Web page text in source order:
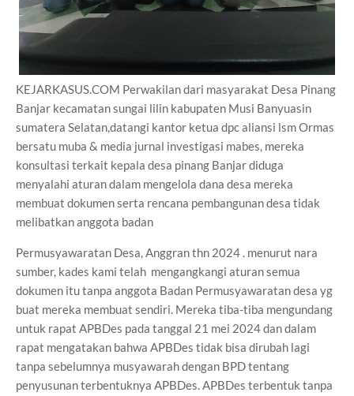
KEJARKASUS.COM Perwakilan dari masyarakat Desa Pinang
Banjar kecamatan sungai lilin kabupaten Musi Banyuasin
sumatera Selatan,datangi kantor ketua dpc aliansi lsm Ormas
bersatu muba & media jurnal investigasi mabes, mereka
konsultasi terkait kepala desa pinang Banjar diduga
menyalahi aturan dalam mengelola dana desa mereka
membuat dokumen serta rencana pembangunan desa tidak
melibatkan anggota badan
Permusyawaratan Desa, Anggran thn 2024 . menurut nara
sumber, kades kami telah mengangkangi aturan semua
dokumen itu tanpa anggota Badan Permusyawaratan desa yg
buat mereka membuat sendiri. Mereka tiba-tiba mengundang
untuk rapat APBDes pada tanggal 21 mei 2024 dan dalam
rapat mengatakan bahwa APBDes tidak bisa dirubah lagi
tanpa sebelumnya musyawarah dengan BPD tentang
penyusunan terbentuknya APBDes. APBDes terbentuk tanpa